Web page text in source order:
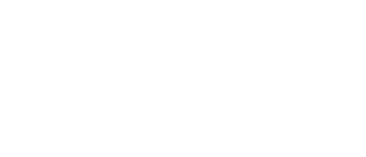
兩處場地均為完全私人——
及舞妓。